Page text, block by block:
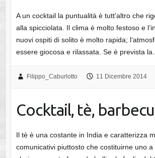
A un cocktail la puntualità è tutt’altro che
alla spicciolata. Il clima è molto festoso e
nuovi ospiti di solito è molto rapida;
essere giocosa e rilassata. Se è prevista la…
Filippo_Caburlotto 11 Dicembre 2014
Cocktail, tè,
Il tè è una costante in India e caratterizza
comunicativi piuttosto che costituirne uno